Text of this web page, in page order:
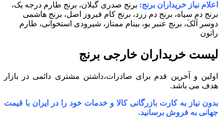
اعلام نیاز خریداران برنج: برنج صدری گیلان، برنج طارم درجه یک،
برنج دم سیاه، برنج دم زرد، برنج کام فیروز اصل، برنج هاشمی
دوسر اَلکَ، برنج عنبر بو، بینام ممتاز، شیرودی استخوانی، طارم
راتون
لیست خریداران خارجی برنج
اولین و آخرین قدم برای صادرات،داشتن مشتری دائمی در بازار
هدف می باشد.
بدون نیاز به کارت بازرگانی کالا و خدمات خود را در ایران با قیمت
جهانی به فروش برسانید.